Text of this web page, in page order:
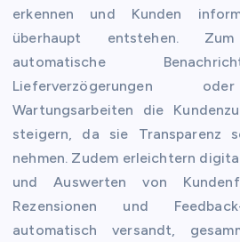
erkennen und Kunden
überhaupt entstehen.
automatische
Lieferverzögerungen
Wartungsarbeiten die
steigern, da sie Transparenz
nehmen. Zudem erleichtern
und Auswerten von
Rezensionen und
automatisch versandt,